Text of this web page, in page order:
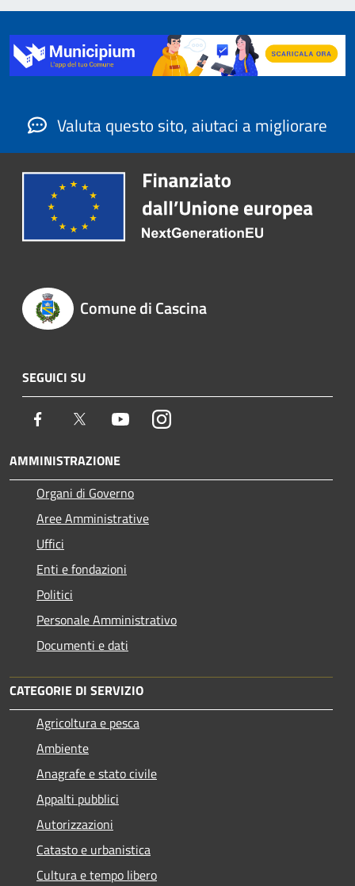
Valuta questo sito, aiutaci a migliorare
Comune di Cascina
SEGUICI SU
Facebook Twitter YoutubeInstagram
AMMINISTRAZIONE
Organi di Governo
Aree Amministrative
Uffici
Enti e fondazioni
Politici
Personale Amministrativo
Documenti e dati
CATEGORIE DI SERVIZIO
Agricoltura e pesca
Ambiente
Anagrafe e stato civile
Appalti pubblici
Autorizzazioni
Catasto e urbanistica
Cultura e tempo libero